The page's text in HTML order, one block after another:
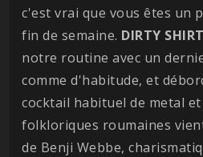
c'est vrai que vous êtes un
fin de semaine. DIRTY SHIRT
notre routine avec un
comme d'habitude, et
cocktail habituel de metal
folkloriques roumaines
de Benji Webbe,